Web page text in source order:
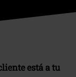
está a tu